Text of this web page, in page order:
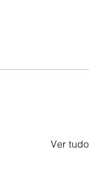
Ver tudo